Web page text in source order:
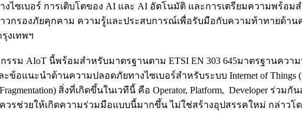
ไซเบอร์ การเติบโตของ AI และ AI อัตโนมัติ และการเตรียมความพร้
วกรองภัยคุกคาม ความรู้และประสบการณ์เพื่อรับมือกับความท้าทายด้า
งเทพฯ
รม AIoT นี้พร้อมสำหรับมาตรฐานตาม ETSI EN 303 645มาตรฐานคว
ละข้อแนะนำด้านความปลอดภัยทางไซเบอร์สำหรับระบบ Internet of
สิ่งที่เกิดขึ้นในเวทีนี้ คือ Operator, Platform, Developer ร่
รช่วยให้เกิดความร่วมมือแบบนี้มากขึ้น ไม่ใช่สร้างอุปสรรคใหม่ กล่าวโ